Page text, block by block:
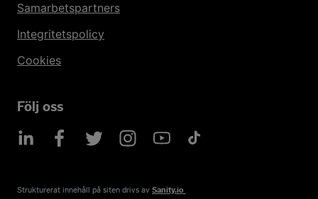
Samarbetspartners
Integritetspolicy
Cookies
Följ oss
Strukturerat innehåll på siten drivs av​ Sanity.io